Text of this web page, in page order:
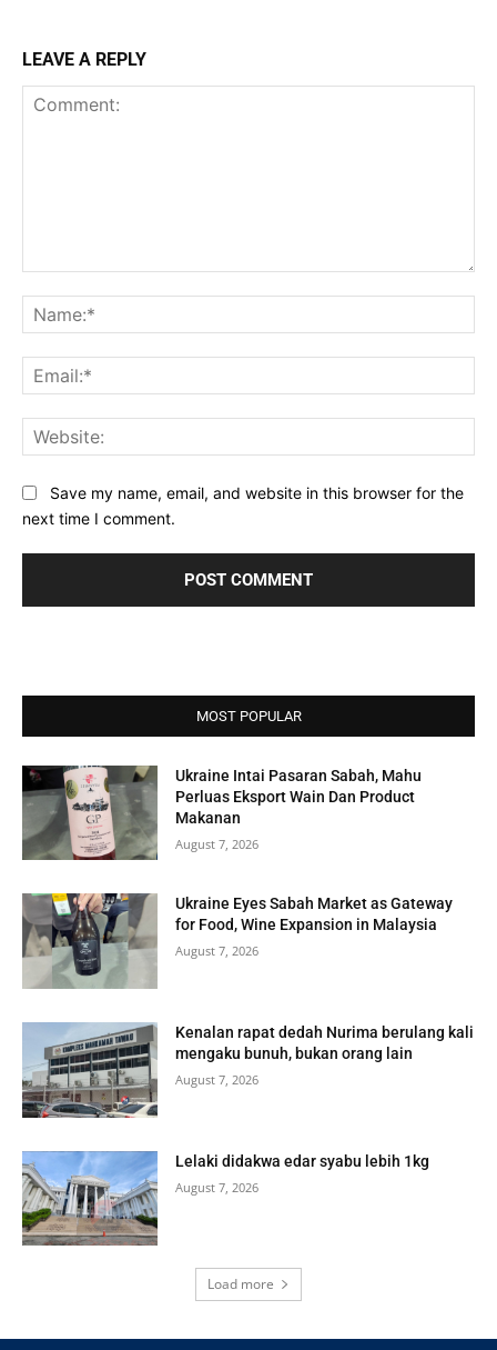
LEAVE A REPLY
Save my name, email, and website in this browser for the
next time I comment.
MOST POPULAR
Ukraine Intai Pasaran Sabah, Mahu
Perluas Eksport Wain Dan Product
Makanan
August 7, 2026
Ukraine Eyes Sabah Market as Gateway
for Food, Wine Expansion in Malaysia
August 7, 2026
Kenalan rapat dedah Nurima berulang kali
mengaku bunuh, bukan orang lain
August 7, 2026
Lelaki didakwa edar syabu lebih 1kg
August 7, 2026
Load more